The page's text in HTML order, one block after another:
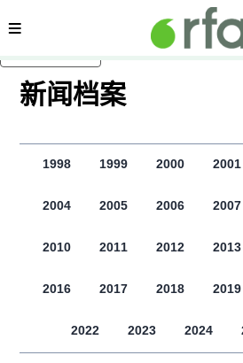
内容分类
新闻档案
1998 1999 2000 2001
2004 2005 2006 2007
2010 2011 2012 2013
2016 2017 2018 2019
2022 2023 2024